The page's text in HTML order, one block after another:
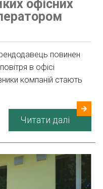
офісних
повинен
в офісі
компаній стають
Читати далі